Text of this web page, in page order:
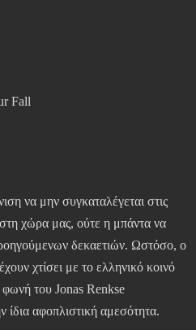
Fall
να μην συγκαταλέγεται στις
χώρα μας, ούτε η μπάντα να
δεκαετιών. Ωστόσο, ο
χτίσει με το ελληνικό κοινό
του Jonas Renkse
ίδια αφοπλιστική αμεσότητα.